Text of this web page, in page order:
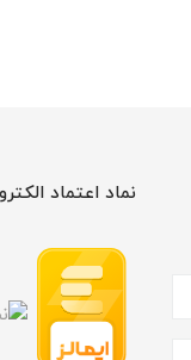
نماد اعتماد